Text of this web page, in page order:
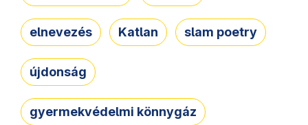
elnevezés Katlan slam poetry
újdonság
gyermekvédelmi könnygáz